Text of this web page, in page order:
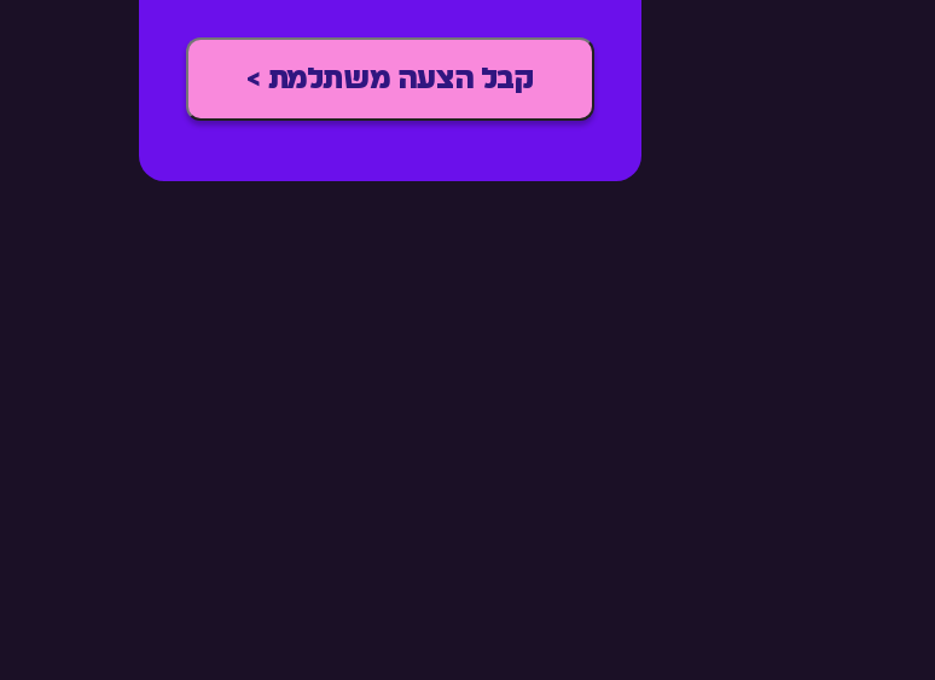
קבל הצעה משתלמת >